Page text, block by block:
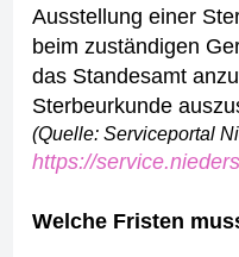
Ausstellung einer
beim zuständigen
das Standesamt
Sterbeurkunde
(Quelle: Serviceportal
https://
Welche Fristen